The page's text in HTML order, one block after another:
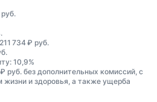
734 ₽ руб.
10,9%
руб. без дополнительных комиссий, с
жизни и здоровья, а также ущерба